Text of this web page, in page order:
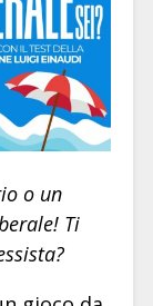
o un
Ti